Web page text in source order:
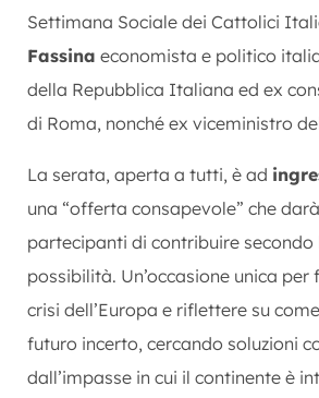
Settimana Sociale dei Cattolici
Fassina economista e politico
della Repubblica Italiana ed ex
di Roma, nonché ex viceministro
La serata, aperta a tutti, è ad
una “offerta consapevole” che
partecipanti di contribuire secondo
possibilità. Un’occasione unica per
crisi dell’Europa e riflettere su
futuro incerto, cercando soluzioni
dall’impasse in cui il continente è